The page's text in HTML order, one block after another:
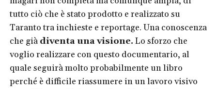
tutto ciò che è stato prodotto e realizzato su
Taranto tra inchieste e reportage. Una conoscenza
che già diventa una visione. Lo sforzo che
voglio realizzare con questo documentario, al
quale seguirà molto probabilmente un libro
perché è difficile riassumere in un lavoro visivo